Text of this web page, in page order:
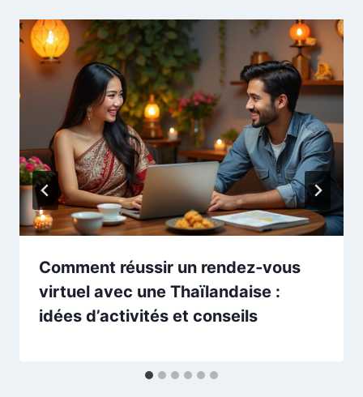
Comment réussir un rendez‑vous
virtuel avec une Thaïlandaise :
idées d’activités et conseils